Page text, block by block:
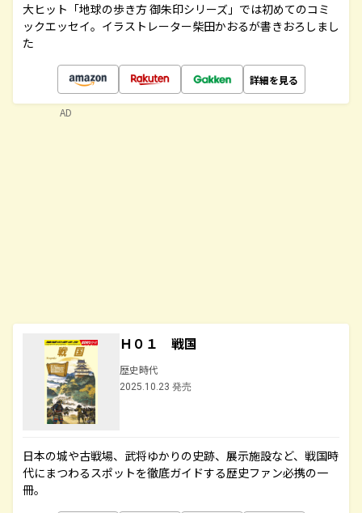
大ヒット「地球の歩き方 御朱印シリーズ」では初めてのコミ
ックエッセイ。イラストレーター柴田かおるが書きおろしまし
た
詳細を見る
Ｈ０１ 戦国
歴史時代
2025.10.23 発売
日本の城や古戦場、武将ゆかりの史跡、展示施設など、戦国時
代にまつわるスポットを徹底ガイドする歴史ファン必携の一
冊。
AD